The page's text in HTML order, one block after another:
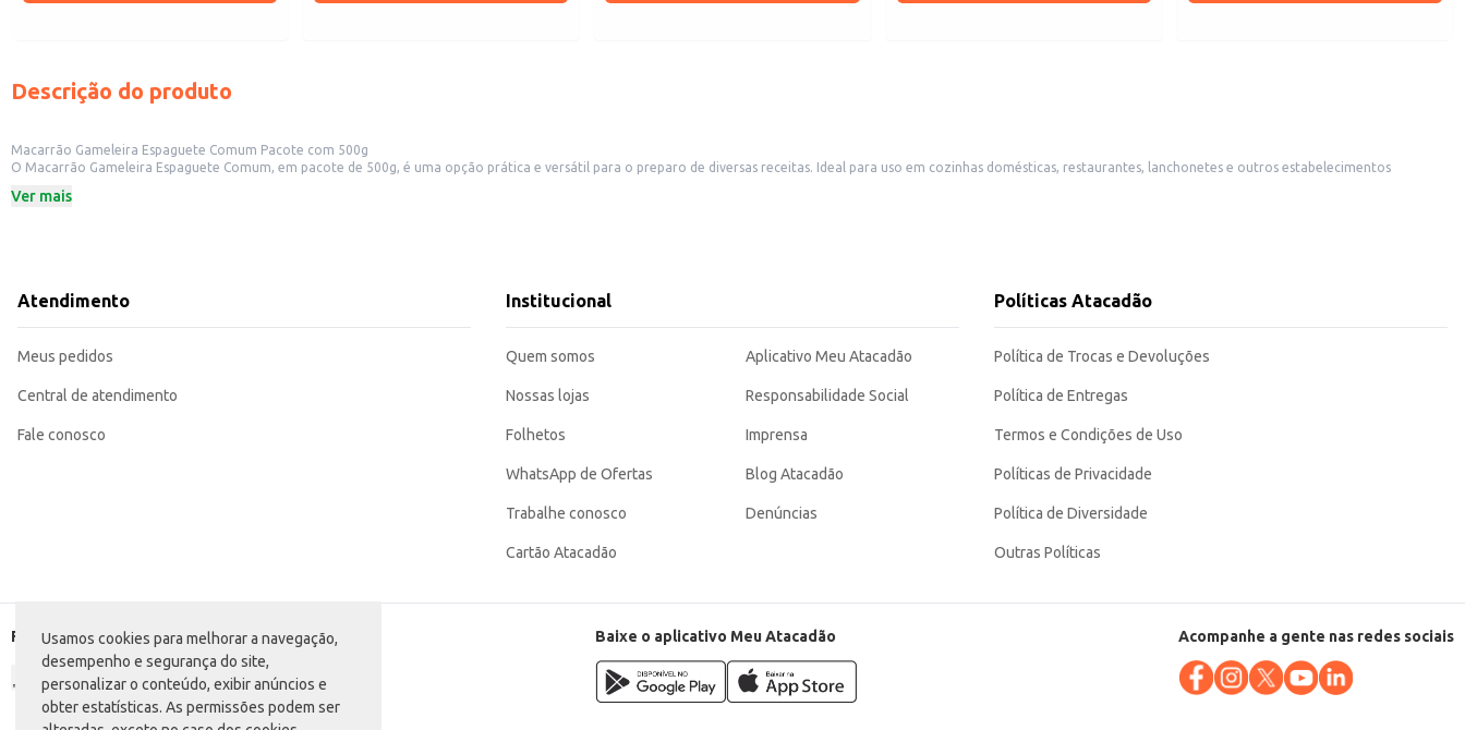
Usamos cookies para melhorar a navegação,
desempenho e segurança do site,
personalizar o conteúdo, exibir anúncios e
obter estatísticas. As permissões podem ser
Descrição do produto
Macarrão Gameleira Espaguete Comum Pacote com 500g
O Macarrão Gameleira Espaguete Comum, em pacote de 500g, é uma opção prática e versátil para o preparo de diversas receitas. Ideal para uso em cozinhas domésticas, restaurantes, lanchonetes e outros estabelecimentos
formato em pacote facilita o armazenamento e o manuseio.
O Macarrão Gameleira Espaguete Comum oferece um bom custo-benefício, sendo uma escolha eficiente para o dia a dia ou para o preparo de grandes quantidades de comida. Sua consistência e sabor agradam a diversos paladares,
garantindo satisfação tanto para o consumidor final quanto para o comerciante.
Departamento: Mercearia
Conteúdo: 500g
Ver mais
Atendimento
Meus pedidos
Central de atendimento
Fale conosco
Institucional
Quem somos
Nossas lojas
Folhetos
WhatsApp de Ofertas
Trabalhe conosco
Cartão Atacadão
Aplicativo Meu Atacadão
Responsabilidade Social
Imprensa
Blog Atacadão
Denúncias
Políticas Atacadão
Política de Trocas e Devoluções
Política de Entregas
Termos e Condições de Uso
Políticas de Privacidade
Política de Diversidade
Outras Políticas
Formas de pagamento Baixe o aplicativo Meu Atacadão Acompanhe a gente nas redes sociais